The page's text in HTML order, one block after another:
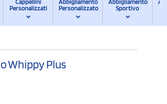
Cappellini
Personalizzati
Abbigliamento
Personalizzato
Abbigliamento
Sportivo
Whippy Plus